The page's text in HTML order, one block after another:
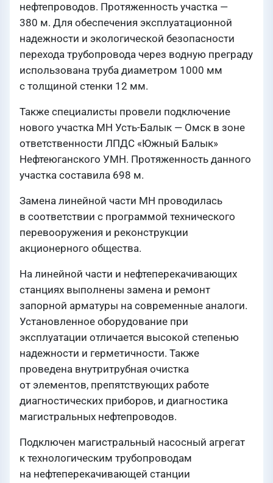
нефтепроводов. Протяженность участка —
380 м. Для обеспечения эксплуатационной
надежности и экологической безопасности
перехода трубопровода через водную преграду
использована труба диаметром 1000 мм
с толщиной стенки 12 мм.
Также специалисты провели подключение
нового участка МН Усть-Балык — Омск в зоне
ответственности ЛПДС «Южный Балык»
Нефтеюганского УМН. Протяженность данного
участка составила 698 м.
Замена линейной части МН проводилась
в соответствии с программой технического
перевооружения и реконструкции
акционерного общества.
На линейной части и нефтеперекачивающих
станциях выполнены замена и ремонт
запорной арматуры на современные аналоги.
Установленное оборудование при
эксплуатации отличается высокой степенью
надежности и герметичности. Также
проведена внутритрубная очистка
от элементов, препятствующих работе
диагностических приборов, и диагностика
магистральных нефтепроводов.
Подключен магистральный насосный агрегат
к технологическим трубопроводам
на нефтеперекачивающей станции